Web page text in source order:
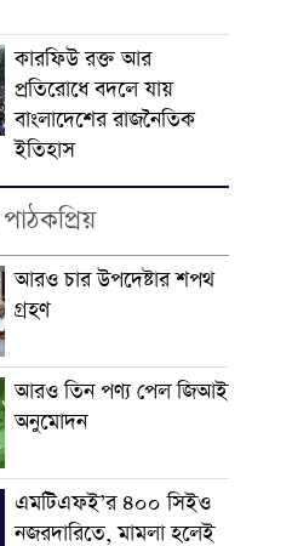
কারফিউ রক্ত আর
প্রতিরোধে বদলে যায়
বাংলাদেশের রাজনৈতিক
ইতিহাস
আরও চার উপদেষ্টার শপথ
গ্রহণ
আরও তিন পণ্য পেল জিআই
অনুমোদন
এমটিএফই’র ৪০০ সিইও
নজরদারিতে, মামলা হলেই